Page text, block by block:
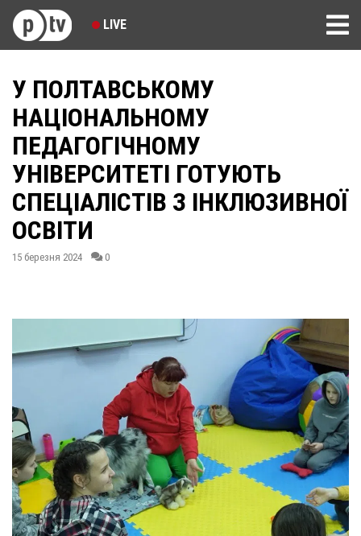
LIVE
У ПОЛТАВСЬКОМУ
НАЦІОНАЛЬНОМУ
ПЕДАГОГІЧНОМУ
УНІВЕРСИТЕТІ ГОТУЮТЬ
СПЕЦІАЛІСТІВ З ІНКЛЮЗИВНОЇ
ОСВІТИ
15 березня 2024 0